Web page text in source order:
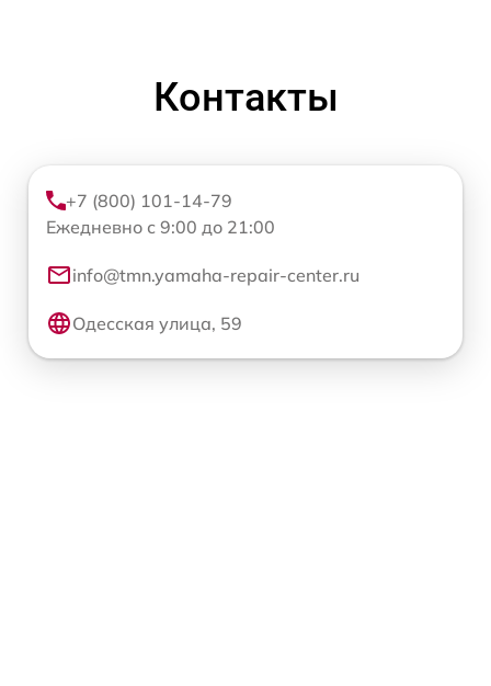
Контакты
+7 (800) 101-14-79
Ежедневно с 9:00 до 21:00
info@tmn.yamaha-repair-center.ru
Одесская улица, 59